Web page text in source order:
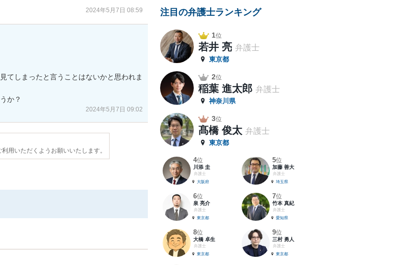
2024年5月7日 08:59
てしまったと言うことはないかと思われま
か？
2024年5月7日 09:02
用いただくようお願いいたします。
注目の弁護士ランキング
1位
若井 亮 弁護士
東京都
2位
稲葉 進太郎 弁護士
神奈川県
3位
髙橋 俊太 弁護士
東京都
4位
川添 圭
弁護士
大阪府
5位
加藤 善大
弁護士
埼玉県
6位
泉 亮介
弁護士
東京都
7位
竹本 真紀
弁護士
愛知県
8位
大橋 卓生
弁護士
東京都
9位
三村 勇人
弁護士
東京都